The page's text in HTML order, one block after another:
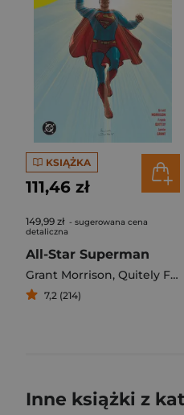
KSIĄŻKA
111,46 zł
149,99 zł - sugerowana cena
detaliczna
All-Star Superman
Grant Morrison, Quitely Frank
7,2 (214)
Inne książki z